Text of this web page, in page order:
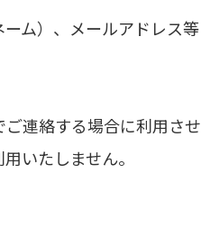
ム）、メールアドレス等
連絡する場合に利用させ
いたしません。